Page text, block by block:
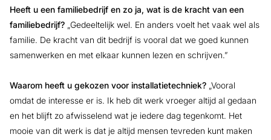
Heeft u een familiebedrijf en zo ja, wat is de kracht van een
familiebedrijf? „Gedeeltelijk wel. En anders voelt het vaak wel als
familie. De kracht van dit bedrijf is vooral dat we goed kunnen
samenwerken en met elkaar kunnen lezen en schrijven.”
Waarom heeft u gekozen voor installatietechniek? „Vooral
omdat de interesse er is. Ik heb dit werk vroeger altijd al gedaan
en het blijft zo afwisselend wat je iedere dag tegenkomt. Het
mooie van dit werk is dat je altijd mensen tevreden kunt maken